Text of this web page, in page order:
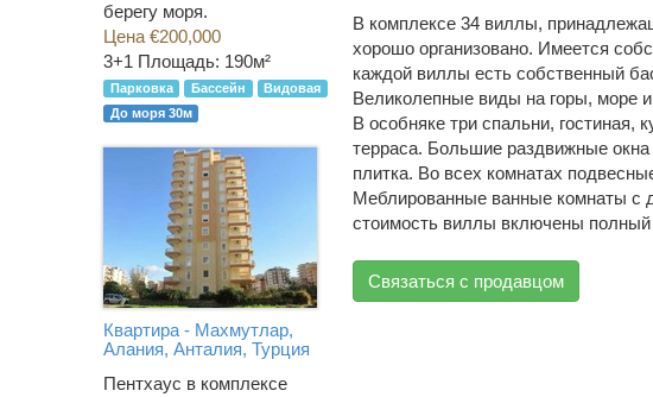
В комплексе 34 виллы,
хорошо организовано. Имеется
каждой виллы есть собственный
Великолепные виды на горы, море
В особняке три спальни, гостиная,
терраса. Большие раздвижные
плитка. Во всех комнатах
Меблированные ванные комнаты с
стоимость виллы включены
Связаться с продавцом
берегу моря.
Цена €200,000
3+1 Площадь: 190м²
Парковка Бассейн
Видовая
До моря 30м
Квартира - Махмутлар,
Алания, Анталия, Турция
Пентхаус в комплексе